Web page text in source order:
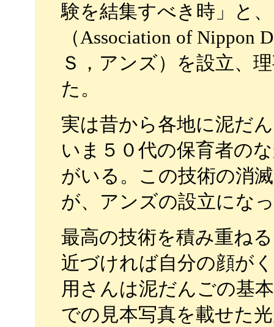
験を結集すべき時」と
（Association of Nippon
Ｓ，アンズ）を設立、
た。
実は昔から各地に泥だ
いま５０代の保育者の
がいる。この技術の消
が、アンズの設立にな
最高の技術を積み重ね
近づければ自分の顔が
用さんは泥だんごの基
での見本写真を載せた